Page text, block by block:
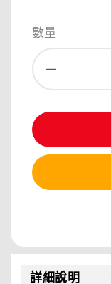
數量
詳細說明